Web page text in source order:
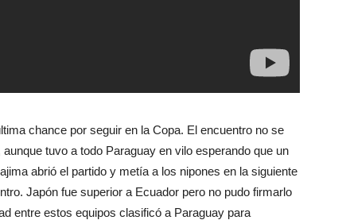
chance por seguir en la Copa. El encuentro no se
tuvo a todo Paraguay en vilo esperando que un
abrió el partido y metía a los nipones en la siguiente
Japón fue superior a Ecuador pero no pudo firmarlo
entre estos equipos clasificó a Paraguay para